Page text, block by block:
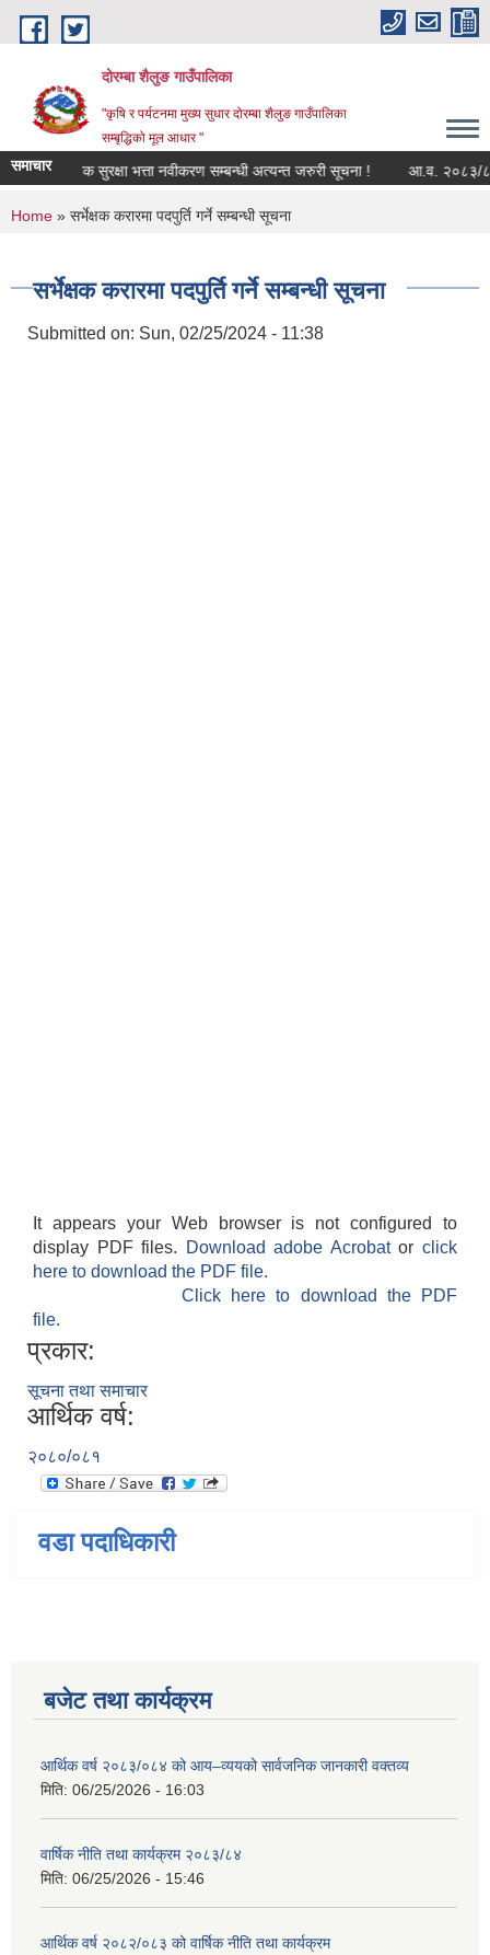
Skip to main content
दोरम्बा शैलुङ गाउँपालिका
"कृषि र पर्यटनमा मुख्य सुधार दोरम्बा शैलुङ गाउँपालिका
सम्बृद्धिको मूल आधार "
समाचार
सामाजिक सुरक्षा भत्ता नवीकरण सम्बन्धी अत्यन्त जरुरी सूचना ! आ.व. २०८३/८४
You are here
Home » सर्भेक्षक करारमा पदपुर्ति गर्ने सम्बन्धी सूचना
सर्भेक्षक करारमा पदपुर्ति गर्ने सम्बन्धी सूचना
Submitted on: Sun, 02/25/2024 - 11:38
It appears your Web browser is not configured to
display PDF files.
Download adobe Acrobatorclick
here to download the PDF file.
Click here to download the PDF
file.
प्रकार:
सूचना तथा समाचार
आर्थिक वर्ष:
२०८०/०८१
वडा पदाधिकारी
बजेट तथा कार्यक्रम
आर्थिक वर्ष २०८३/०८४ को आय–व्ययको सार्वजनिक जानकारी वक्तव्य
मिति: 06/25/2026 - 16:03
वार्षिक नीति तथा कार्यक्रम २०८३/८४
मिति: 06/25/2026 - 15:46
आर्थिक वर्ष २०८२/०८३ को वार्षिक नीति तथा कार्यक्रम